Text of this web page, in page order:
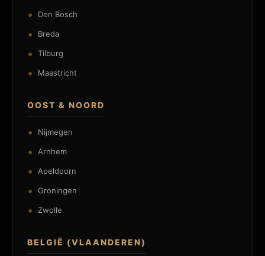
Den Bosch
Breda
Tilburg
Maastricht
OOST & NOORD
Nijmegen
Arnhem
Apeldoorn
Groningen
Zwolle
BELGIË (VLAANDEREN)